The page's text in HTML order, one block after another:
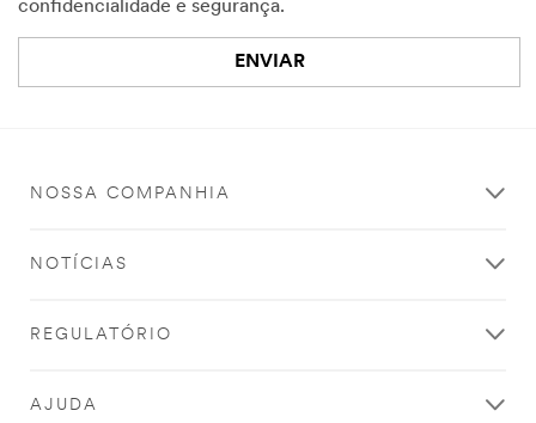
confidencialidade e segurança.
ENVIAR
Ocorreu
ao
favor,
mais
formulário
com
NOSSA COMPANHIA
NOTÍCIAS
REGULATÓRIO
AJUDA